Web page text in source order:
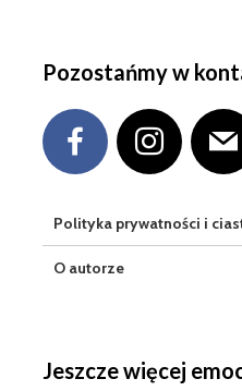
Pozostańmy w
Polityka prywatności i
O autorze
Jeszcze więcej